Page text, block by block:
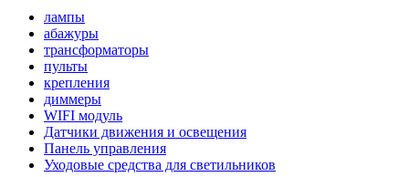
лампы
абажуры
трансформаторы
пульты
крепления
диммеры
WIFI модуль
Датчики движения и освещения
Панель управления
Уходовые средства для светильников